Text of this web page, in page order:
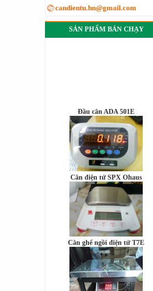
candientu.hn@gmail.com
SẢN PHẨM BÁN CHẠY
Cân điện tử SPX Ohaus
Cân ghế ngồi điện tử T7E